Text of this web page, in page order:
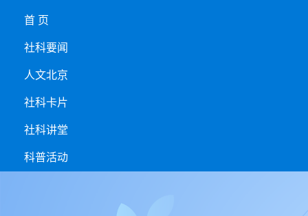
首 页
社科要闻
人文北京
社科卡片
社科讲堂
科普活动